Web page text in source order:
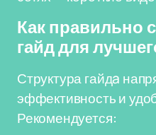
Как правильно
гайд для
Структура гайдa
эффективность и
Рекомендуется: